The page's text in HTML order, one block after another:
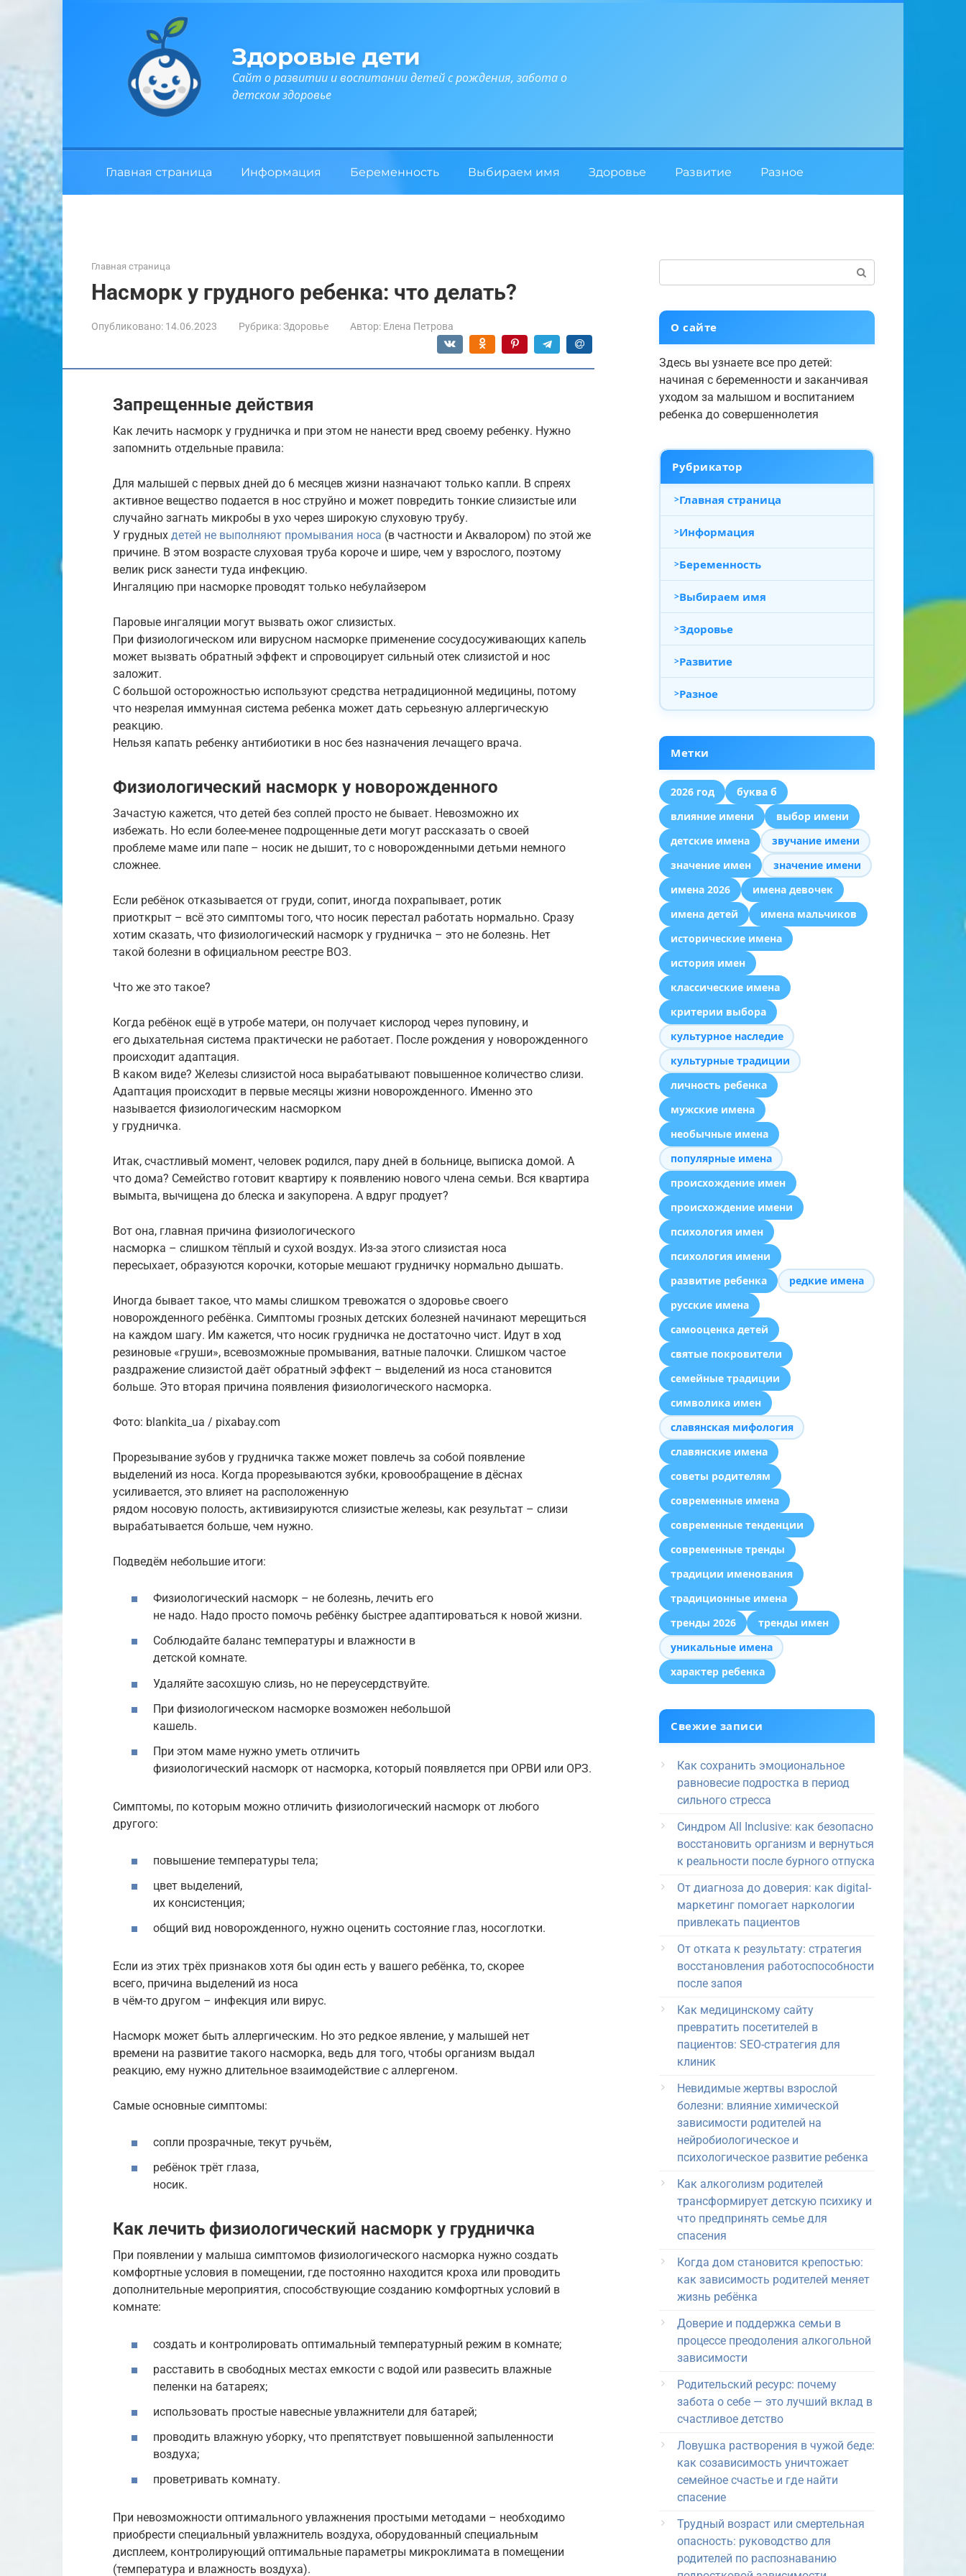
Здоровые дети
Сайт о развитии и воспитании детей с рождения, забота о
детском здоровье
Главная страница Информация Беременность Выбираем имя Здоровье Развитие Разное
Главная страница
Насморк у грудного ребенка: что делать?
Опубликовано: 14.06.2023 Рубрика:Здоровье Автор: Елена Петрова
Запрещенные действия
Как лечить насморк у грудничка и при этом не нанести вред своему ребенку. Нужно
запомнить отдельные правила:
Для малышей с первых дней до 6 месяцев жизни назначают только капли. В спреях
активное вещество подается в нос струйно и может повредить тонкие слизистые или
случайно загнать микробы в ухо через широкую слуховую трубу.
У грудных детей не выполняют промывания носа (в частности и Аквалором) по этой же
причине. В этом возрасте слуховая труба короче и шире, чем у взрослого, поэтому
велик риск занести туда инфекцию.
Ингаляцию при насморке проводят только небулайзером
Паровые ингаляции могут вызвать ожог слизистых.
При физиологическом или вирусном насморке применение сосудосуживающих капель
может вызвать обратный эффект и спровоцирует сильный отек слизистой и нос
заложит.
С большой осторожностью используют средства нетрадиционной медицины, потому
что незрелая иммунная система ребенка может дать серьезную аллергическую
реакцию.
Нельзя капать ребенку антибиотики в нос без назначения лечащего врача.
Физиологический насморк у новорожденного
Зачастую кажется, что детей без соплей просто не бывает. Невозможно их
избежать. Но если более-менее подрощенные дети могут рассказать о своей
проблеме маме или папе – носик не дышит, то с новорожденными детьми немного
сложнее.
Если ребёнок отказывается от груди, сопит, иногда похрапывает, ротик
приоткрыт – всё это симптомы того, что носик перестал работать нормально. Сразу
хотим сказать, что физиологический насморк у грудничка – это не болезнь. Нет
такой болезни в официальном реестре ВОЗ.
Что же это такое?
Когда ребёнок ещё в утробе матери, он получает кислород через пуповину, и
его дыхательная система практически не работает. После рождения у новорожденного
происходит адаптация.
В каком виде? Железы слизистой носа вырабатывают повышенное количество слизи.
Адаптация происходит в первые месяцы жизни новорожденного. Именно это
называется физиологическим насморком
у грудничка.
Итак, счастливый момент, человек родился, пару дней в больнице, выписка домой. А
что дома? Семейство готовит квартиру к появлению нового члена семьи. Вся квартира
вымыта, вычищена до блеска и закупорена. А вдруг продует?
Вот она, главная причина физиологического
насморка – слишком тёплый и сухой воздух. Из-за этого слизистая носа
пересыхает, образуются корочки, которые мешают грудничку нормально дышать.
Иногда бывает такое, что мамы слишком тревожатся о здоровье своего
новорожденного ребёнка. Симптомы грозных детских болезней начинают мерещиться
на каждом шагу. Им кажется, что носик грудничка не достаточно чист. Идут в ход
резиновые «груши», всевозможные промывания, ватные палочки. Слишком частое
раздражение слизистой даёт обратный эффект – выделений из носа становится
больше. Это вторая причина появления физиологического насморка.
Фото: blankita_ua / pixabay.com
Прорезывание зубов у грудничка также может повлечь за собой появление
выделений из носа. Когда прорезываются зубки, кровообращение в дёснах
усиливается, это влияет на расположенную
рядом носовую полость, активизируются слизистые железы, как результат – слизи
вырабатывается больше, чем нужно.
Подведём небольшие итоги:
Физиологический насморк – не болезнь, лечить его
не надо. Надо просто помочь ребёнку быстрее адаптироваться к новой жизни.
Соблюдайте баланс температуры и влажности в
детской комнате.
Удаляйте засохшую слизь, но не переусердствуйте.
При физиологическом насморке возможен небольшой
кашель.
При этом маме нужно уметь отличить
физиологический насморк от насморка, который появляется при ОРВИ или ОРЗ.
Симптомы, по которым можно отличить физиологический насморк от любого
другого:
повышение температуры тела;
цвет выделений,
их консистенция;
общий вид новорожденного, нужно оценить состояние глаз, носоглотки.
Если из этих трёх признаков хотя бы один есть у вашего ребёнка, то, скорее
всего, причина выделений из носа
в чём-то другом – инфекция или вирус.
Насморк может быть аллергическим. Но это редкое явление, у малышей нет
времени на развитие такого насморка, ведь для того, чтобы организм выдал
реакцию, ему нужно длительное взаимодействие с аллергеном.
Самые основные симптомы:
сопли прозрачные, текут ручьём,
ребёнок трёт глаза,
носик.
Как лечить физиологический насморк у грудничка
При появлении у малыша симптомов физиологического насморка нужно создать
комфортные условия в помещении, где постоянно находится кроха или проводить
дополнительные мероприятия, способствующие созданию комфортных условий в
комнате:
создать и контролировать оптимальный температурный режим в комнате;
расставить в свободных местах емкости с водой или развесить влажные
пеленки на батареях;
использовать простые навесные увлажнители для батарей;
проводить влажную уборку, что препятствует повышенной запыленности
воздуха;
проветривать комнату.
При невозможности оптимального увлажнения простыми методами – необходимо
приобрести специальный увлажнитель воздуха, оборудованный специальным
дисплеем, контролирующий оптимальные параметры микроклимата в помещении
(температура и влажность воздуха).
О сайте
Здесь вы узнаете все про детей:
начиная с беременности и заканчивая
уходом за малышом и воспитанием
ребенка до совершеннолетия
Рубрикатор
Главная страница
Информация
Беременность
Выбираем имя
Здоровье
Развитие
Разное
Метки
2026 год
буква б
влияние имени
выбор имени
детские имена
звучание имени
значение имен
значение имени
имена 2026
имена девочек
имена детей
имена мальчиков
исторические имена
история имен
классические имена
критерии выбора
культурное наследие
культурные традиции
личность ребенка
мужские имена
необычные имена
популярные имена
происхождение имен
происхождение имени
психология имен
психология имени
развитие ребенка
редкие имена
русские имена
самооценка детей
святые покровители
семейные традиции
символика имен
славянская мифология
славянские имена
советы родителям
современные имена
современные тенденции
современные тренды
традиции именования
традиционные имена
тренды 2026
тренды имен
уникальные имена
характер ребенка
Свежие записи
Как сохранить эмоциональное
равновесие подростка в период
сильного стресса
Синдром All Inclusive: как безопасно
восстановить организм и вернуться
к реальности после бурного отпуска
От диагноза до доверия: как digital-
маркетинг помогает наркологии
привлекать пациентов
От отката к результату: стратегия
восстановления работоспособности
после запоя
Как медицинскому сайту
превратить посетителей в
пациентов: SEO-стратегия для
клиник
Невидимые жертвы взрослой
болезни: влияние химической
зависимости родителей на
нейробиологическое и
психологическое развитие ребенка
Как алкоголизм родителей
трансформирует детскую психику и
что предпринять семье для
спасения
Когда дом становится крепостью:
как зависимость родителей меняет
жизнь ребёнка
Доверие и поддержка семьи в
процессе преодоления алкогольной
зависимости
Родительский ресурс: почему
забота о себе — это лучший вклад в
счастливое детство
Ловушка растворения в чужой беде:
как созависимость уничтожает
семейное счастье и где найти
спасение
Трудный возраст или смертельная
опасность: руководство для
родителей по распознаванию